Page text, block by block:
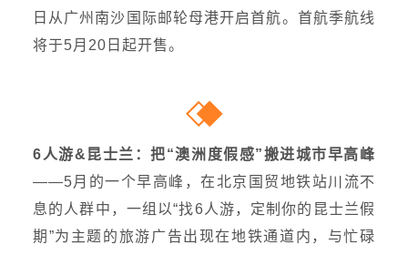
日从广州南沙国际邮轮母港开启首航。首航季航线
将于5月20日起开售。
6人游&昆士兰：把“澳洲度假感”搬进城市早高峰
——5月的一个早高峰，在北京国贸地铁站川流不
息的人群中，一组以“找6人游，定制你的昆士兰假
期”为主题的旅游广告出现在地铁通道内，与忙碌